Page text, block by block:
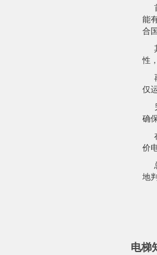
能
合
性
仅
确
价
地
电梯